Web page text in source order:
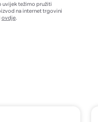
uvijek težimo pružiti
na internet trgovini
ovdje.